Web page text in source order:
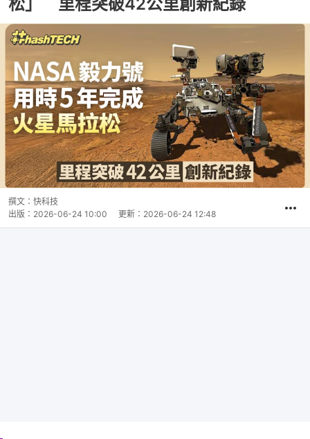
撰文： 快科技
出版： 2026-06-24 10:00 更新： 2026-06-24 12:48